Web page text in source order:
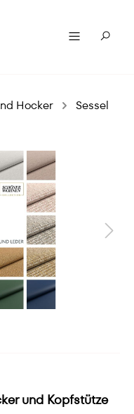
Hocker
Sessel
und Kopfstütze